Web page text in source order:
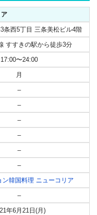
条西5丁目 三条美松ビル4階
すすきの駅から徒歩3分
17:00〜24:00
月
–
–
–
–
–
–
ン韓国料理 ニューコリア
–
年6月21日(月)